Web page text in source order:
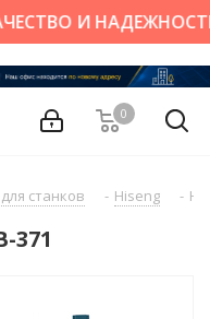
И
0
станков - Hiseng -
371